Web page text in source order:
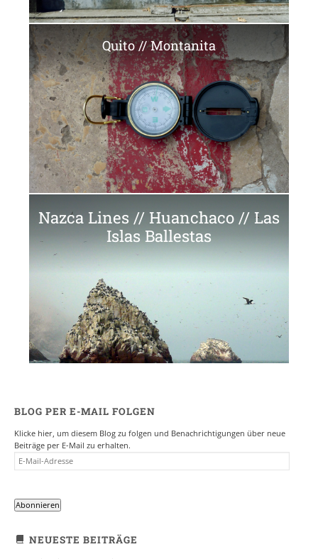
Quito // Montanita
Nazca Lines // Huanchaco // Las
Islas Ballestas
BLOG PER E-MAIL FOLGEN
Klicke hier, um diesem Blog zu folgen und Benachrichtigungen über neue
Beiträge per E-Mail zu erhalten.
E-
MAIL-
Abonnieren
NEUESTE BEITRÄGE